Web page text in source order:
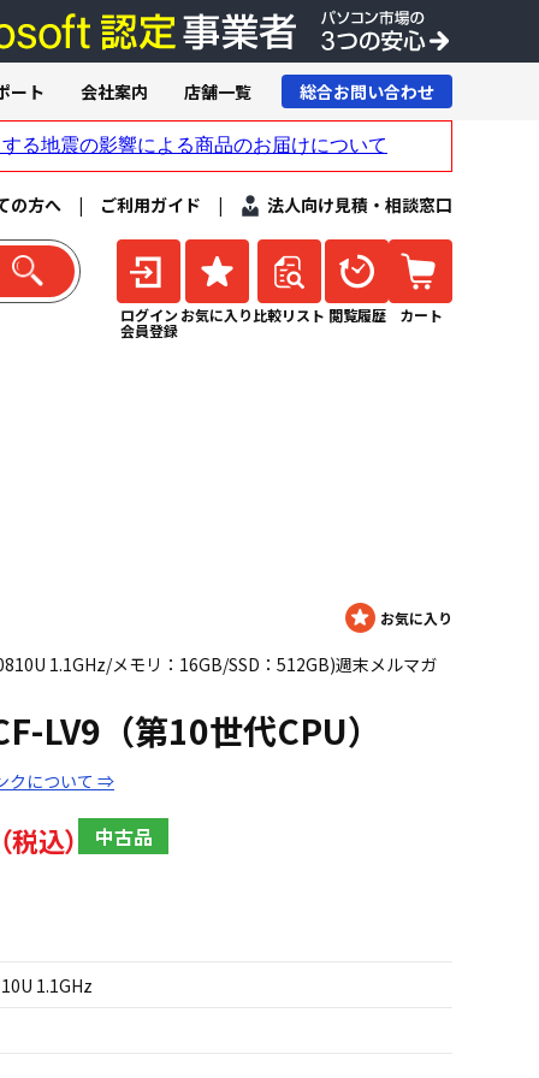
の方へ | ご利用ガイド | 法人向け見積・相談窓口
ログイン
会員登録
お気に入り 比較リスト 閲覧履歴 カート
ート 会社案内 店舗一覧 総合お問い合わせ
1.1GHz/メモリ：16GB/SSD：512GB)週末メルマガ
LV9（第10世代CPU）
クについて ⇒
中古品
1.1GHz